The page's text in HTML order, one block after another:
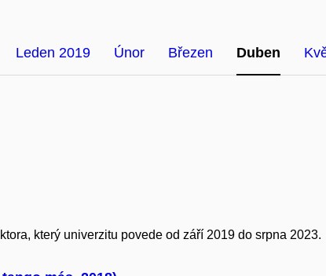
Leden 2019 Únor Březen Duben
který univerzitu povede od září 2019 do srpna 2023.